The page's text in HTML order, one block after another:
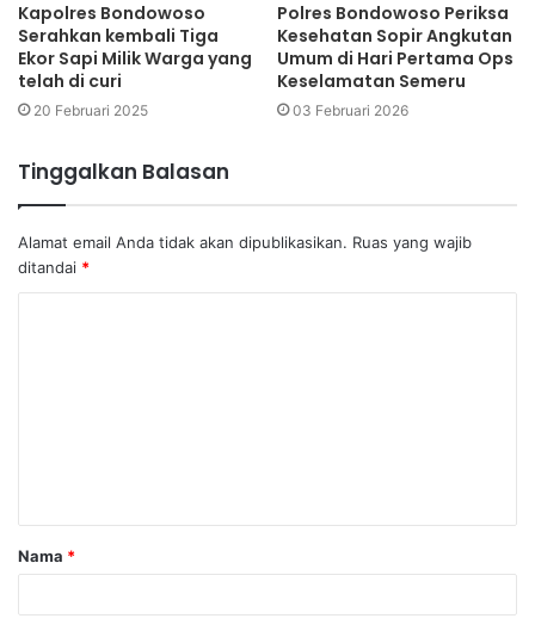
Kapolres Bondowoso
Serahkan kembali Tiga
Ekor Sapi Milik Warga yang
telah di curi
20 Februari 2025
Polres Bondowoso Periksa
Kesehatan Sopir Angkutan
Umum di Hari Pertama Ops
Keselamatan Semeru
03 Februari 2026
Tinggalkan Balasan
Alamat email Anda tidak akan dipublikasikan. Ruas yang wajib
ditandai *
a
r
Nama *